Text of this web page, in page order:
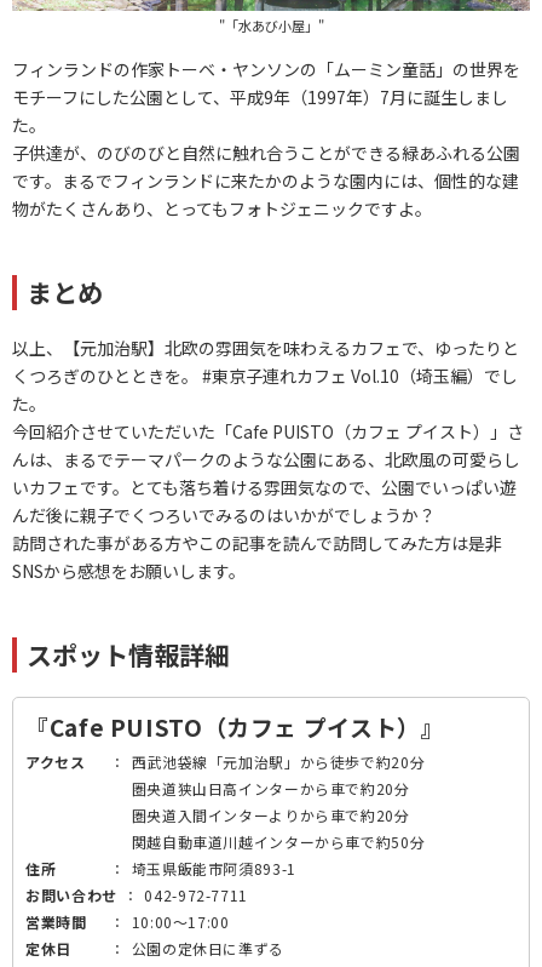
"「水あび小屋」"
フィンランドの作家トーベ・ヤンソンの「ムーミン童話」の世界を
モチーフにした公園として、平成9年（1997年）7月に誕生しまし
た。
子供達が、のびのびと自然に触れ合うことができる緑あふれる公園
です。まるでフィンランドに来たかのような園内には、個性的な建
物がたくさんあり、とってもフォトジェニックですよ。
まとめ
以上、【元加治駅】北欧の雰囲気を味わえるカフェで、ゆったりと
くつろぎのひとときを。 #東京子連れカフェ Vol.10（埼玉編）でし
た。
今回紹介させていただいた「Cafe PUISTO（カフェ プイスト）」さ
んは、まるでテーマパークのような公園にある、北欧風の可愛らし
いカフェです。とても落ち着ける雰囲気なので、公園でいっぱい遊
んだ後に親子でくつろいでみるのはいかがでしょうか？
訪問された事がある方やこの記事を読んで訪問してみた方は是非
SNSから感想をお願いします。
スポット情報詳細
『Cafe PUISTO（カフェ プイスト）』
アクセス ：
西武池袋線「元加治駅」から徒歩で約20分
圏央道狭山日高インターから車で約20分
圏央道入間インターよりから車で約20分
関越自動車道川越インターから車で約50分
住所
：
埼玉県飯能市阿須893-1
お問い合わせ
：
042-972-7711
営業時間
：
10:00～17:00
定休日
：
公園の定休日に準ずる